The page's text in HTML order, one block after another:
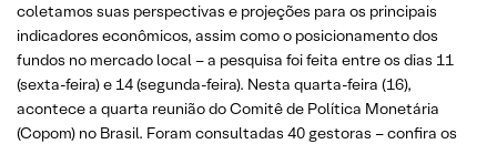
coletamos suas perspectivas e projeções para os principais
indicadores econômicos, assim como o posicionamento dos
fundos no mercado local – a pesquisa foi feita entre os dias 11
(sexta-feira) e 14 (segunda-feira). Nesta quarta-feira (16),
acontece a quarta reunião do Comitê de Política Monetária
(Copom) no Brasil. Foram consultadas 40 gestoras – confira os